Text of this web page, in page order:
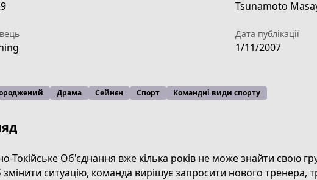
Tsunamoto
Дата публікації
1/11/2007
Драма Сейнєн Спорт Командні види спорту
Токійське Об'єднання вже кілька років не може знайти свою
ситуацію, команда вирішує запросити нового тренера,